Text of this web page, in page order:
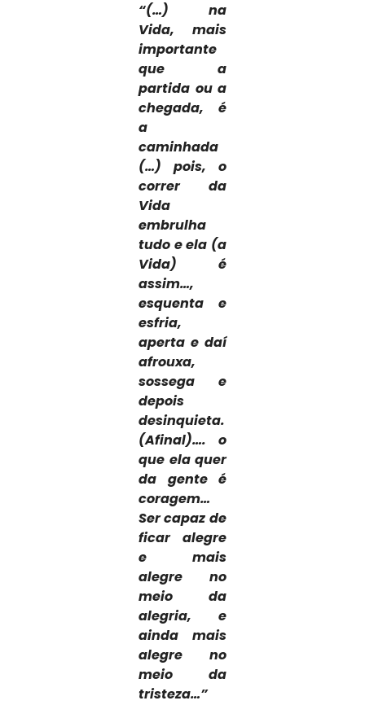
“(…) na
Vida, mais
importante
que a
partida ou a
chegada, é
a
caminhada
(…) pois, o
correr da
Vida
embrulha
tudo e ela (a
Vida) é
assim…,
esquenta e
esfria,
aperta e daí
afrouxa,
sossega e
depois
desinquieta.
(Afinal)…. o
que ela quer
da gente é
coragem…
Ser capaz de
ficar alegre
e mais
alegre no
meio da
alegria, e
ainda mais
alegre no
meio da
tristeza…”